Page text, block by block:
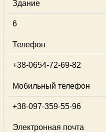
Здание
6
Телефон
+38-0654-72-69-82
Мобильный телефон
+38-097-359-55-96
Электронная почта